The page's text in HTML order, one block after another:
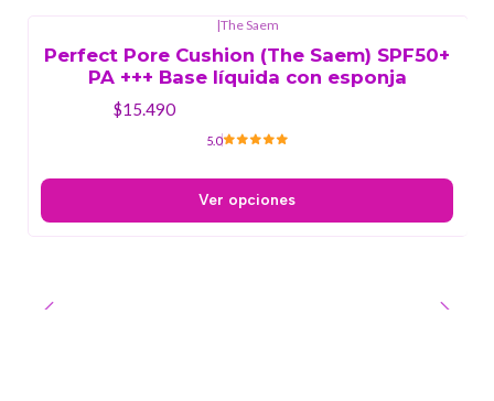
|The Saem
Perfect Pore Cushion (The Saem) SPF50+
PA +++ Base líquida con esponja
$15.490
5.0
Ver opciones